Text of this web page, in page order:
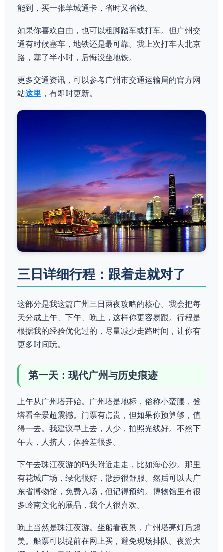
能到，买一张羊城通卡，省时又省钱。
如果你喜欢自由，也可以租脚踏车或打车。但广州交
通有时候塞车，地铁还是最可靠。我上次打车去北京
路，塞了半小时，后悔没坐地铁。
更多交通资讯，可以参考广州市交通运输局的官方网
站这里 ，有即时更新。
三日详细行程：跟着走就对了
这部分是我这篇广州三日两夜攻略的核心。我会把每
天分成上午、下午、晚上，这样你更容易跟。行程是
根据我的经验优化过的，尽量减少走路时间，让你有
更多时间玩。
第一天：现代广州与历史痕迹
上午从广州塔开始。广州塔是地标，俗称小蛮腰，登
塔看全景超震撼。门票有点贵，但如果你预算够，值
得一去。我建议早上去，人少，拍照光线好。不然下
午去，人挤人，体验差很多。
下午去珠江夜游的码头附近走走，比如海心沙。那里
有花城广场，绿化很好，散步很舒服。然后可以去广
东省博物馆，免费入场，但记得预约。博物馆里有很
多岭南文化的展品，我个人很喜欢。
晚上当然是珠江夜游。坐船看夜景，广州塔亮灯后超
美。船票可以提前在网上买，避免现场排队。夜游大